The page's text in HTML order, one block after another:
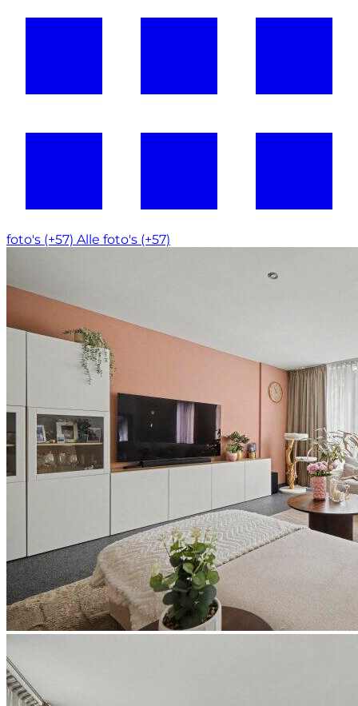
foto's (+57) Alle foto's (+57)